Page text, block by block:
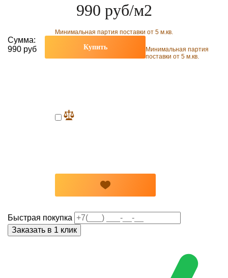
990 руб/м2
Минимальная партия поставки от 5 м.кв.
Сумма:
990 руб
Купить
Минимальная партия
поставки от 5 м.кв.
Быстрая покупка